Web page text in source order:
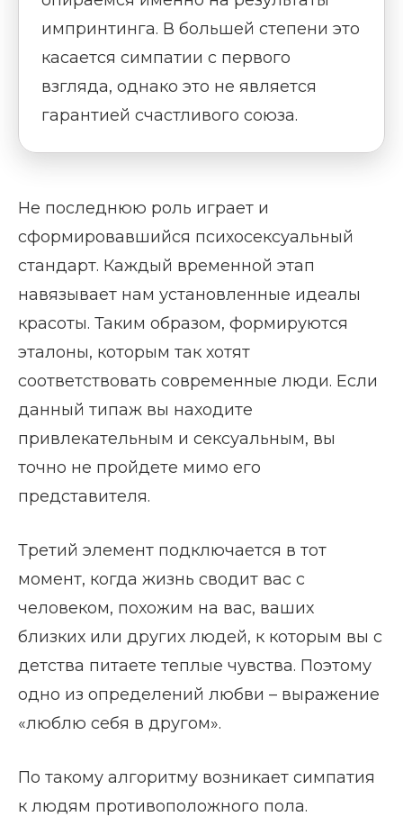
импринтинга. В большей степени это
касается симпатии с первого
взгляда, однако это не является
гарантией счастливого союза.
Не последнюю роль играет и
сформировавшийся психосексуальный
стандарт. Каждый временной этап
навязывает нам установленные идеалы
красоты. Таким образом, формируются
эталоны, которым так хотят
соответствовать современные люди. Если
данный типаж вы находите
привлекательным и сексуальным, вы
точно не пройдете мимо его
представителя.
Третий элемент подключается в тот
момент, когда жизнь сводит вас с
человеком, похожим на вас, ваших
близких или других людей, к которым вы с
детства питаете теплые чувства. Поэтому
одно из определений любви – выражение
«люблю себя в другом».
По такому алгоритму возникает симпатия
к людям противоположного пола.